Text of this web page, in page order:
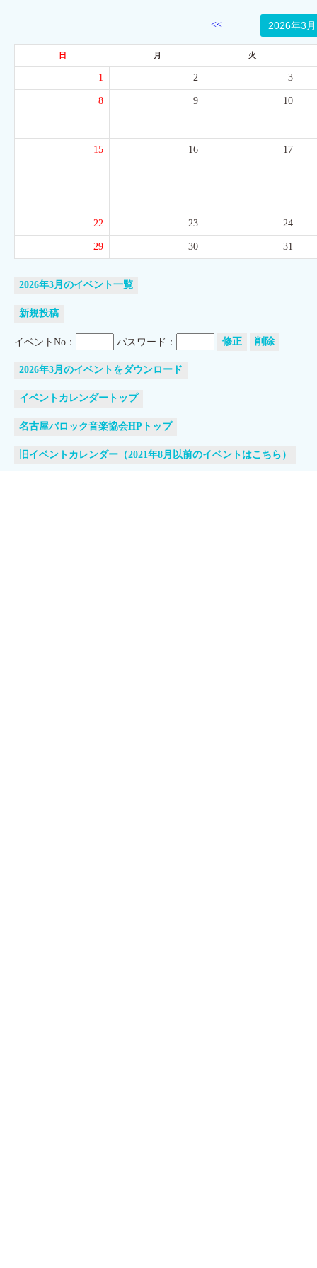
<<
日 月 火
1 2 3
8 9 10
15 16 17
22 23 24
29 30 31
2026年3月のイベント一覧
新規投稿
イベントNo： パスワード： 修正 削除
2026年3月のイベントをダウンロード
イベントカレンダートップ
名古屋バロック音楽協会HPトップ
旧イベントカレンダー（2021年8月以前のイベントはこちら）